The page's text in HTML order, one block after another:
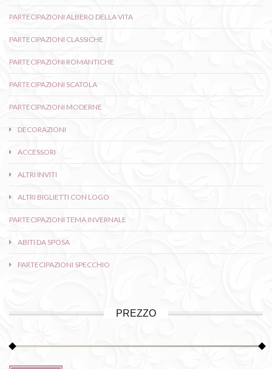
PARTECIPAZIONI ALBERO DELLA VITA
PARTECIPAZIONI CLASSICHE
PARTECIPAZIONI ROMANTICHE
PARTECIPAZIONI SCATOLA
PARTECIPAZIONI MODERNE
DECORAZIONI
ACCESSORI
ALTRI INVITI
ALTRI BIGLIETTI CON LOGO
PARTECIPAZIONI TEMA INVERNALE
ABITI DA SPOSA
PARTECIPAZIONI SPECCHIO
PREZZO